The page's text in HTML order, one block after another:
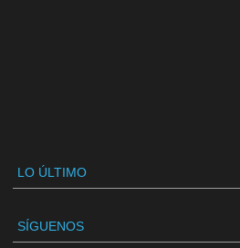
LO ÚLTIMO
SÍGUENOS